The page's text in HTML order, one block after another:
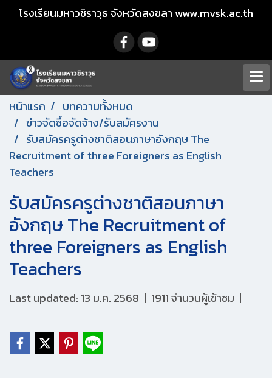
โรงเรียนมหาวชิราวุธ จังหวัดสงขลา www.mvsk.ac.th
หน้าแรก
บทความทั้งหมด
ข่าวจัดซื้อจัดจ้าง/รับสมัครงาน
รับสมัครครูต่างชาติสอนภาษาอังกฤษ The
Recruitment of three Foreigners as English
Teachers
รับสมัครครูต่างชาติสอนภาษา
อังกฤษ The Recruitment of
three Foreigners as English
Teachers
Last updated: 13 ม.ค. 2568 | 1911 จำนวนผู้เข้าชม |